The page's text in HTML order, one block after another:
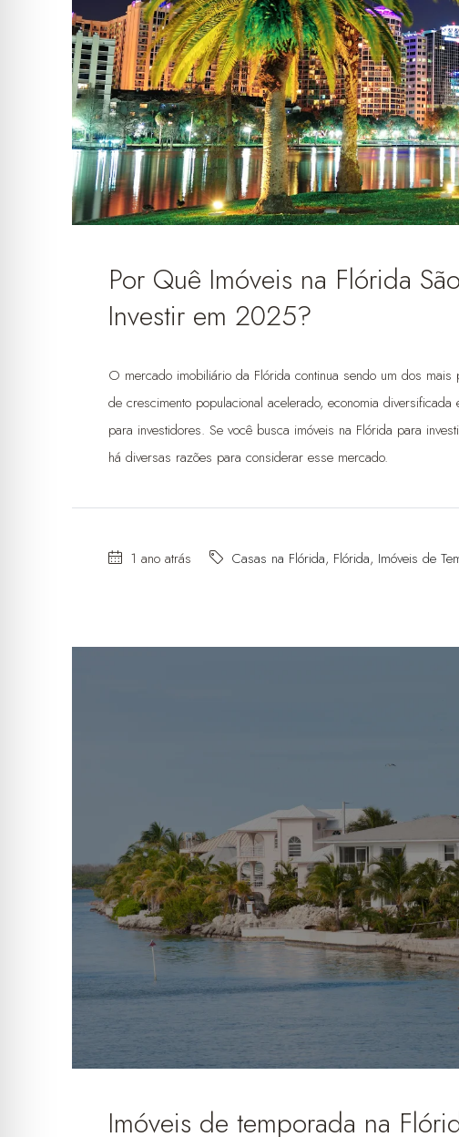
Por Quê Imóveis na Flórida
Investir em 2025?
O mercado imobiliário da Flórida continua sendo um dos
de crescimento populacional acelerado, economia
para investidores. Se você busca imóveis na Flórida para
há diversas razões para considerar esse mercado.
1 ano atrás Casas na Flórida, Flórida, Imóveis de
Imóveis de temporada na